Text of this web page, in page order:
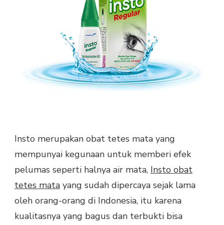
Insto merupakan obat tetes mata yang
mempunyai kegunaan untuk memberi efek
pelumas seperti halnya air mata, Insto obat
tetes mata yang sudah dipercaya sejak lama
oleh orang-orang di Indonesia, itu karena
kualitasnya yang bagus dan terbukti bisa